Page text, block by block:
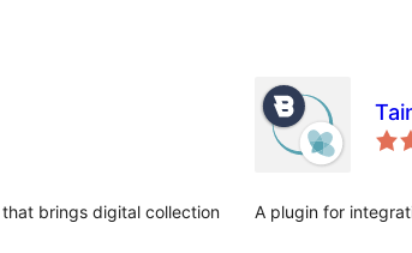
brings digital collection
A plugin for